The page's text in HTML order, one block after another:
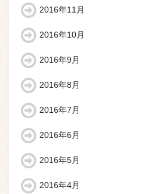
2016年11月
2016年10月
2016年9月
2016年8月
2016年7月
2016年6月
2016年5月
2016年4月